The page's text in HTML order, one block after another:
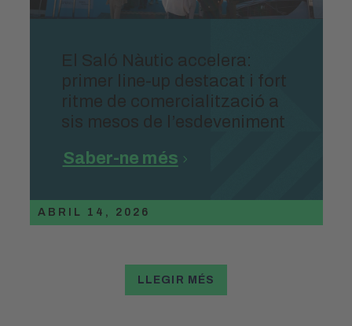
El Saló Nàutic accelera:
primer line-up destacat i fort
ritme de comercialització a
sis mesos de l’esdeveniment
Saber-ne més
ABRIL 14, 2026
LLEGIR MÉS